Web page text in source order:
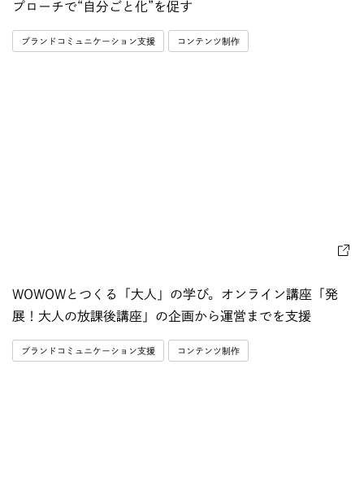
プローチで“自分ごと化”を促す
ブランドコミュニケーション支援 コンテンツ制作
WOWOWとつくる「大人」の学び。オンライン講座「発
展！大人の放課後講座」の企画から運営までを支援
ブランドコミュニケーション支援 コンテンツ制作